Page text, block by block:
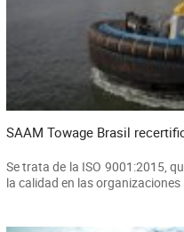
SAAM Towage Brasil
Se trata de la ISO 9001:2015,
la calidad en las organizaciones